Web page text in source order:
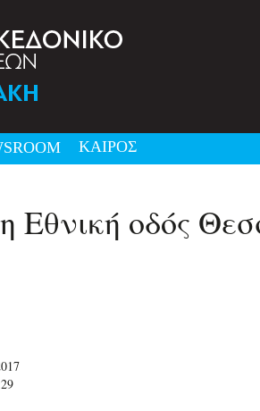
ΚΑΙΡΟΣ
Εθνική οδός